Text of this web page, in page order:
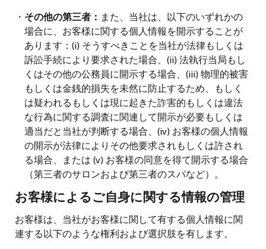
・ その他の第三者： また、当社は、以下のいずれかの
場合に、お客様に関する個人情報を開示することが
あります：(i) そうすべきことを当社が法律もしくは
訴訟手続により要求された場合、(ii) 法執行当局もし
くはその他の公務員に開示する場合、(iii) 物理的被害
もしくは金銭的損失を未然に防止するため、もしく
は疑われるもしくは現に起きた詐害的もしくは違法
な行為に関する調査に関連して開示が必要もしくは
適当だと当社が判断する場合、(iv) お客様の個人情報
の開示が法律によりその他要求されもしくは許され
る場合、または (v) お客様の同意を得て開示する場合
（第三者のサロンおよび第三者のスパなど）。
お客様によるご自身に関する情報の管理
お客様は、当社がお客様に関して有する個人情報に関
連する以下のような権利および選択肢を有します。